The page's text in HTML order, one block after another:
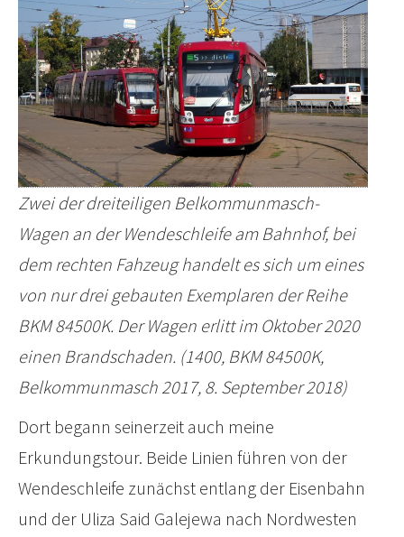
Zwei der dreiteiligen Belkommunmasch-
Wagen an der Wendeschleife am Bahnhof, bei
dem rechten Fahzeug handelt es sich um eines
von nur drei gebauten Exemplaren der Reihe
BKM 84500K. Der Wagen erlitt im Oktober 2020
einen Brandschaden. (1400, BKM 84500K,
Belkommunmasch 2017, 8. September 2018)
Dort begann seinerzeit auch meine
Erkundungstour. Beide Linien führen von der
Wendeschleife zunächst entlang der Eisenbahn
und der Uliza Said Galejewa nach Nordwesten